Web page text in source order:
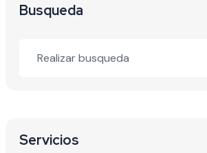
Busqueda
Servicios